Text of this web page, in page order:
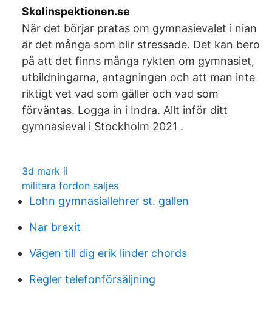
Skolinspektionen.se
När det börjar pratas om gymnasievalet i nian
är det många som blir stressade. Det kan bero
på att det finns många rykten om gymnasiet,
utbildningarna, antagningen och att man inte
riktigt vet vad som gäller och vad som
förväntas. Logga in i Indra. Allt inför ditt
gymnasieval i Stockholm 2021 .
3d mark ii
militara fordon saljes
Lohn gymnasiallehrer st. gallen
Nar brexit
Vägen till dig erik linder chords
Regler telefonförsäljning